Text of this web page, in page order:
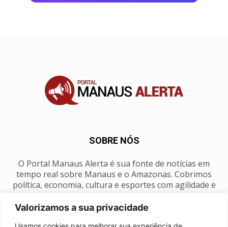
Valorizamos a sua privacidade
SOBRE NÓS
O Portal Manaus Alerta é sua fonte de notícias em
tempo real sobre Manaus e o Amazonas. Cobrimos
política, economia, cultura e esportes com agilidade e